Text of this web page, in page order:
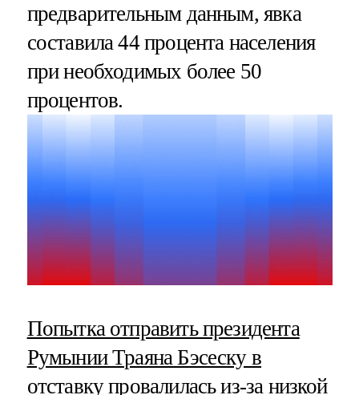
предварительным данным, явка
составила 44 процента населения
при необходимых более 50
процентов.
Попытка отправить президента
Румынии Траяна Бэсеску в
отставкупровалилась из-за низкой